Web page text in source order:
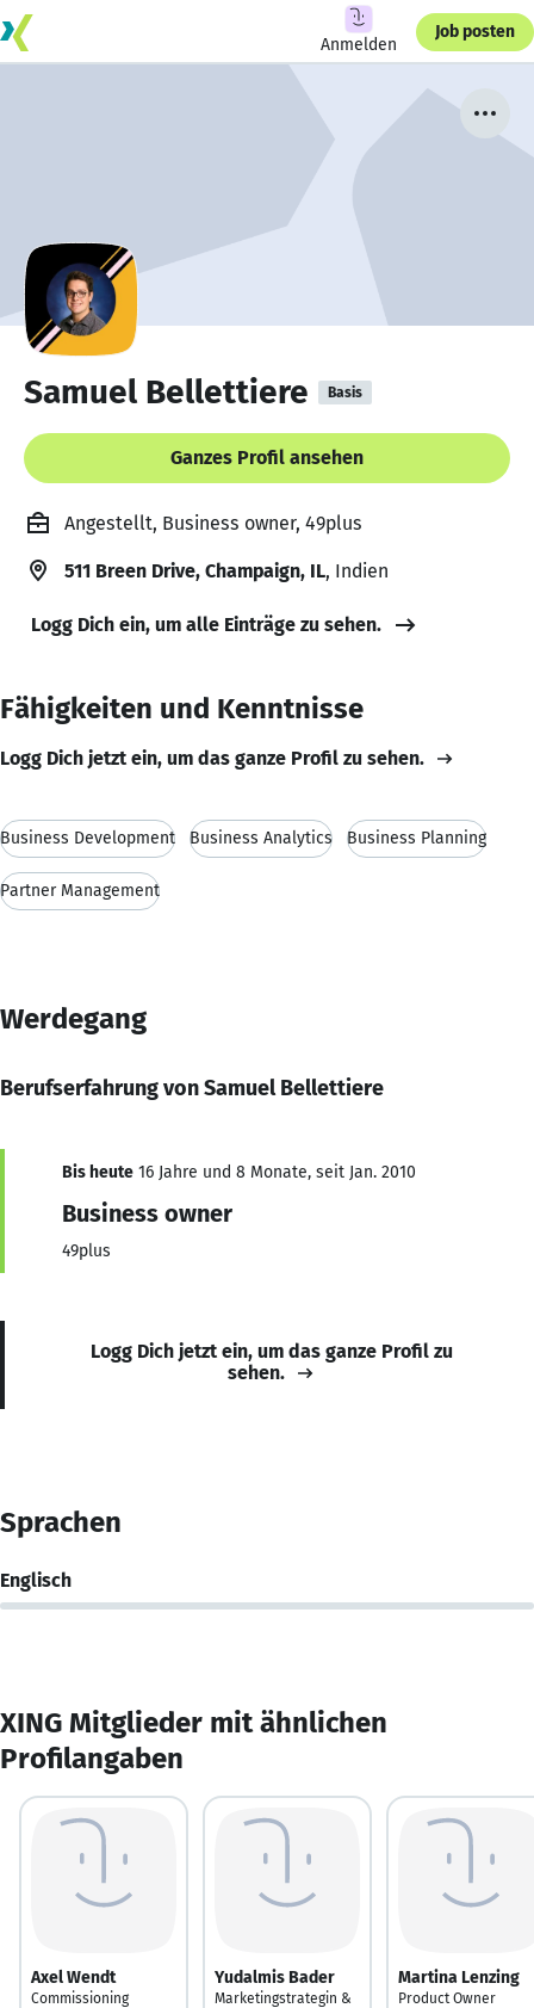
Anmelden
Job posten
Samuel Bellettiere Basis
Ganzes Profil ansehen
Angestellt, Business owner, 49plus
511 Breen Drive, Champaign, IL, Indien
Logg Dich ein, um alle Einträge zu sehen.
Fähigkeiten und Kenntnisse
Logg Dich jetzt ein, um das ganze Profil zu sehen.
Business Development Business Analytics Business Planning
Partner Management
Werdegang
Berufserfahrung von Samuel Bellettiere
Bis heute 16 Jahre und 8 Monate, seit Jan. 2010
Business owner
49plus
Logg Dich jetzt ein, um das ganze Profil zu
sehen.
Sprachen
Englisch
XING Mitglieder mit ähnlichen
Profilangaben
Axel Wendt
Commissioning
Yudalmis Bader
Marketingstrategin &
Martina Lenzing
Product Owner